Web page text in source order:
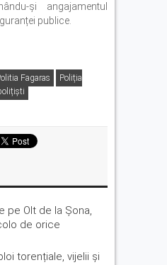
și angajamentul
publice.
Fagaras
Poliția
pe Olt de la Șona,
de orice
torențiale, vijelii și